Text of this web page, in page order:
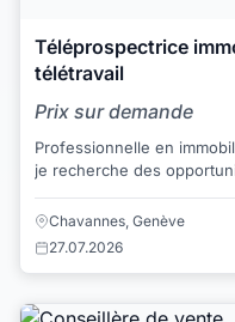
Téléprospectrice
télétravail
Prix sur demande
Professionnelle en
je recherche des
Chavannes, Genève
27.07.2026